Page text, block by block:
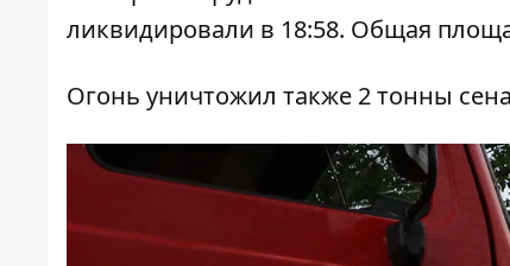
ликвидировали в 18:58. Общая
Огонь уничтожил также 2 тонны